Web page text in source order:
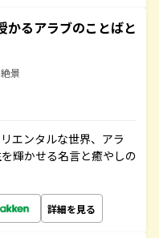
かるアラブのことばと
景
エンタルな世界、アラ
輝かせる名言と癒やしの
詳細を見る